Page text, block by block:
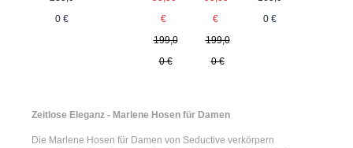
0 €
€
Regulärer Preis:
199,0
0 €
€
Regulärer Preis:
199,0
0 €
0 €
Zeitlose Eleganz - Marlene Hosen für Damen
Die Marlene Hosen für Damen von Seductive verkörpern